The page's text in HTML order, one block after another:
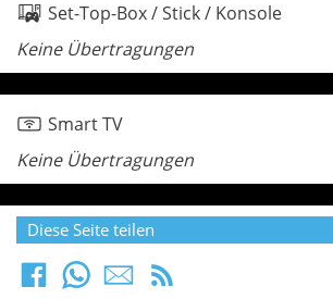
Set-Top-Box / Stick / Konsole
Keine Übertragungen
Smart TV
Keine Übertragungen
Diese Seite teilen